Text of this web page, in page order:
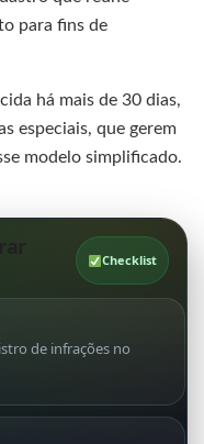
para fins de
há mais de 30 dias,
especiais, que gerem
modelo simplificado.
Checklist
de infrações no